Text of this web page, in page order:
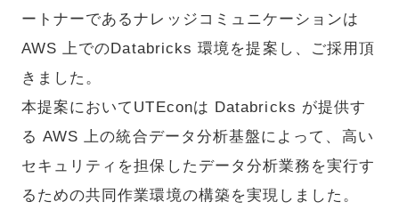
ートナーであるナレッジコミュニケーションは
AWS 上でのDatabricks 環境を提案し、ご採用頂
きました。
本提案においてUTEconは Databricks が提供す
る AWS 上の統合データ分析基盤によって、高い
セキュリティを担保したデータ分析業務を実行す
るための共同作業環境の構築を実現しました。